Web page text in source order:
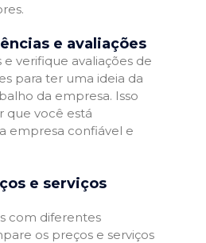
e avaliações
e verifique avaliações de
para ter uma ideia da
da empresa. Isso
que você está
empresa confiável e
e serviços
com diferentes
os preços e serviços